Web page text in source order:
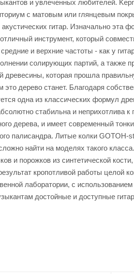
и увлеченных любителей.
с матовым или глянцевым
гитар. Изначально эта
инструмент, который
и верхние частоты - как у
солирующих партий, а также
древесины, которая прошла
дерево станет. Благодаря
одна из классических формул
стабильна и неприхотлива
дерева, и имеет современный
палисандра. Литые колки
найти на моделях такого
и порожков из синтетической
кропотливой работы целой
лаборатории, с
достойные и доступные